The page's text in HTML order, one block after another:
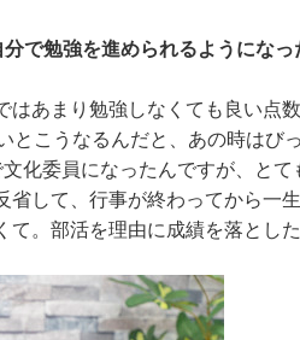
で勉強を進められるようにな
あまり勉強しなくても良い点
こうなるんだと、あの時はび
委員になったんですが、と
して、行事が終わってから
。部活を理由に成績を落と